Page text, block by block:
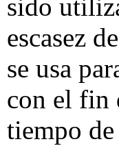
sido
escasez
se usa
con el fin
tiempo de